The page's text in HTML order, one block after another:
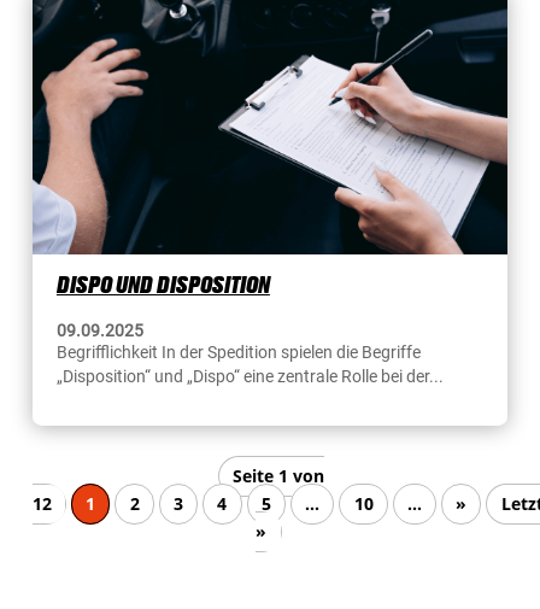
DISPO UND DISPOSITION
09.09.2025
Begrifflichkeit In der Spedition spielen die Begriffe
„Disposition“ und „Dispo“ eine zentrale Rolle bei der...
Seite 1 von
12
1 2 3 4 5 ... 10 ... »
»